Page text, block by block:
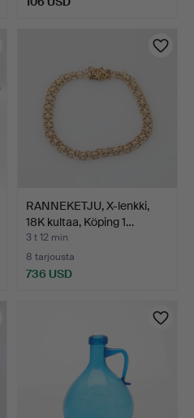
RANNEKETJU, X-lenkki,
18K kultaa, Köping 1…
3 t 12 min
8 tarjousta
736 USD